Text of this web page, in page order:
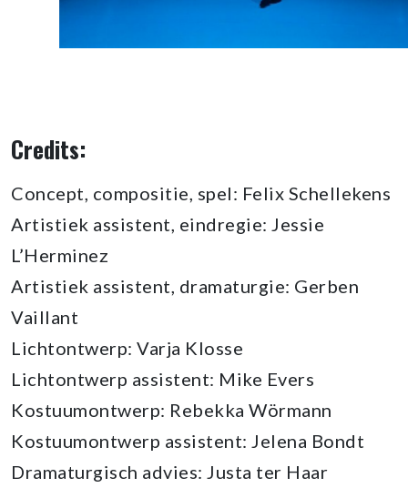
Credits:
Concept, compositie, spel: Felix Schellekens
Artistiek assistent, eindregie: Jessie
L’Herminez
Artistiek assistent, dramaturgie: Gerben
Vaillant
Lichtontwerp: Varja Klosse
Lichtontwerp assistent: Mike Evers
Kostuumontwerp: Rebekka Wörmann
Kostuumontwerp assistent: Jelena Bondt
Dramaturgisch advies: Justa ter Haar